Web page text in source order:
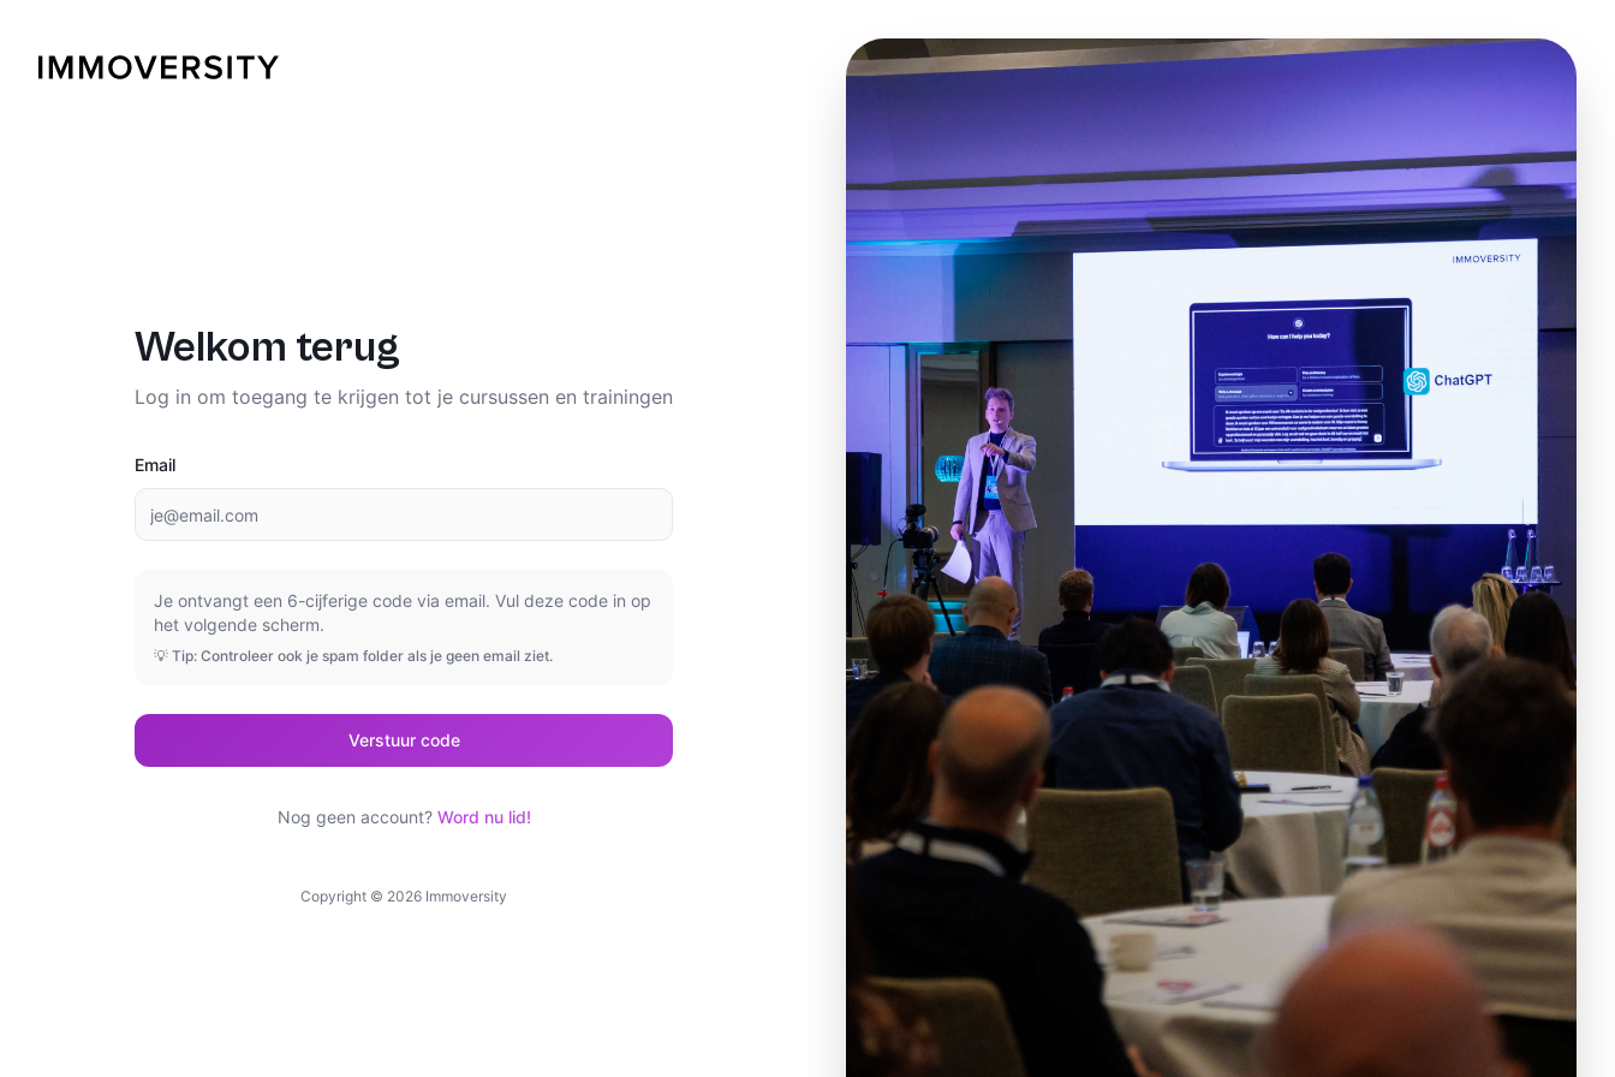
Welkom terug
Log in om toegang te krijgen tot je cursussen en trainingen
Email
Je ontvangt een 6-cijferige code via email. Vul deze code in op
het volgende scherm.
💡 Tip: Controleer ook je spam folder als je geen email ziet.
Verstuur code
Nog geen account? Word nu lid!
Copyright © 2026 Immoversity